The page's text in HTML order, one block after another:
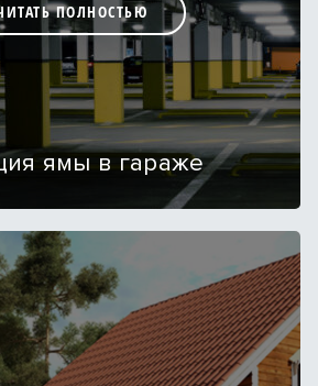
ПОЛНОСТЬЮ
ямы в гараже